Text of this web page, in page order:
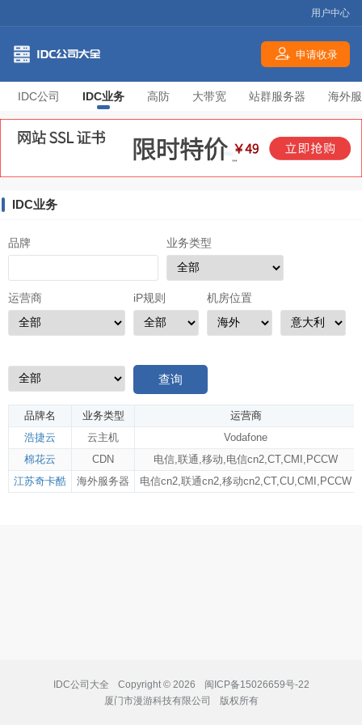
用户中心
申请收录
IDC公司 IDC业务 高防 大带宽 站群服务器 海外
IDC业务
品牌 业务类型
运营商 iP规则 机房位置
查询
品牌名 业务类型
运营商
浩捷云
云主机
Vodafone
棉花云
CDN 电信,联通,移动,电信cn2,CT,CMI , PCCW
江苏奇卡酷
海外服务器 电信cn2,联通cn2,移动cn2,CT,CU,CMI , PCCW
IDC公司大全 Copyright © 2026
闽ICP备15026659号-22
厦门市漫游科技有限公司
版权所有